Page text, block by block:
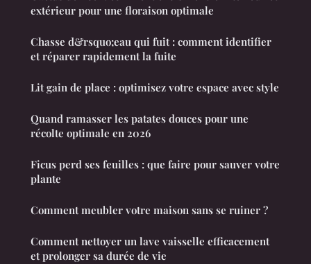
extérieur pour une floraison optimale
Chasse d&rsquo;eau qui fuit : comment identifier
et réparer rapidement la fuite
Lit gain de place : optimisez votre espace avec style
Quand ramasser les patates douces pour une
récolte optimale en 2026
Ficus perd ses feuilles : que faire pour sauver votre
plante
Comment meubler votre maison sans se ruiner ?
Comment nettoyer un lave vaisselle efficacement
et prolonger sa durée de vie